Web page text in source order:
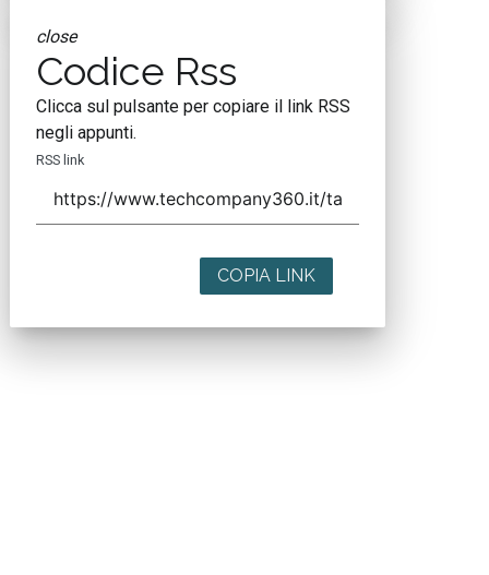
close
Codice Rss
Clicca sul pulsante per copiare il link RSS
negli appunti.
RSS link
COPIA LINK